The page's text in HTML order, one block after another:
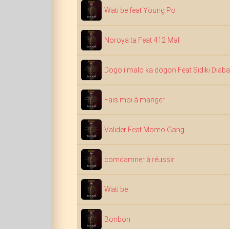
Wati be feat Young Po
Noroya ta Feat 412 Mali
Dogo i malo ka dogon Feat Sidiki
Fais moi à manger
Valider Feat Momo Gang
comdamner à réussir
Wati be
Bonbon